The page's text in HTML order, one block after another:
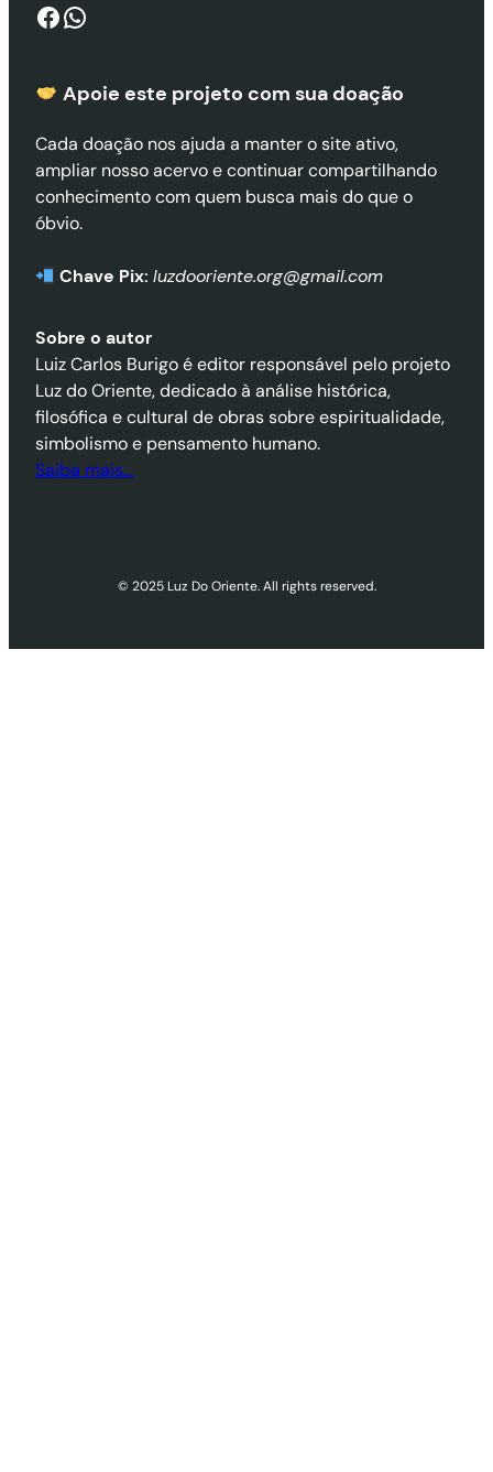
Facebook WhatsApp
Apoie este projeto com sua doação
Cada doação nos ajuda a manter o site ativo,
ampliar nosso acervo e continuar compartilhando
conhecimento com quem busca mais do que o
óbvio.
Chave Pix: luzdooriente.org@gmail.com
Sobre o autor
Luiz Carlos Burigo é editor responsável pelo projeto
Luz do Oriente, dedicado à análise histórica,
filosófica e cultural de obras sobre espiritualidade,
simbolismo e pensamento humano.
Saiba mais…
© 2025 Luz Do Oriente. All rights reserved.